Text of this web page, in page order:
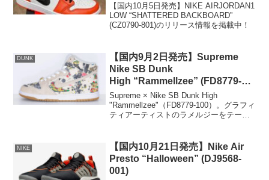
【国内10月5日発売】NIKE AIRJORDAN1
LOW “SHATTERED BACKBOARD”
(CZ0790-801)のリリース情報を掲載中！
DUNK
【国内9月2日発売】Supreme
Nike SB Dunk
High “Rammellzee” (FD8779-
100)
Supreme × Nike SB Dunk High
"Rammellzee"（FD8779-100）。グラフィ
ティアーティストのラメルジーをテーマ
た。
NIKE
【国内10月21日発売】Nike Air
Presto “Halloween” (DJ9568-
001)